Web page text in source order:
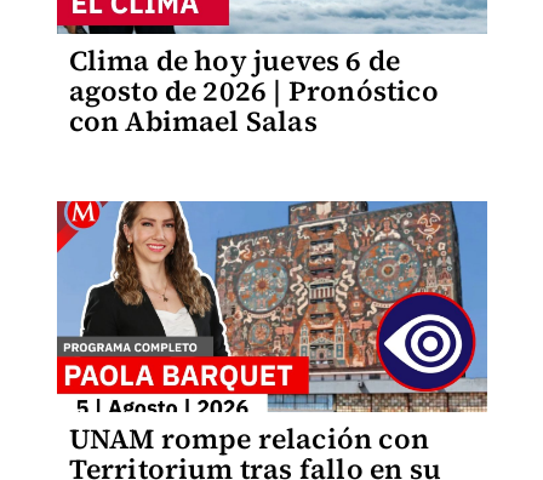
Clima de hoy jueves 6 de
agosto de 2026 | Pronóstico
con Abimael Salas
UNAM rompe relación con
Territorium tras fallo en su